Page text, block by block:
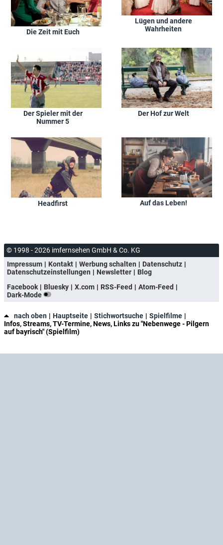
Die Zeit mit Euch
Lügen und andere
Wahrheiten
Der Spieler mit der
Nummer 5
Der Hof zur Welt
Headfirst Auf das Leben!
© 1998 - 2026 imfernsehen GmbH & Co. KG
Impressum
Kontakt Werbung schalten
Datenschutz
Datenschutzeinstellungen
Newsletter
Blog
Facebook
Bluesky X.com RSS-Feed
Atom-Feed
Dark-Mode
nach oben Hauptseite Stichwortsuche
Spielfilme
Infos, Streams, TV-Termine, News, Links zu "Nebenwege - Pilgern
auf bayrisch" (Spielfilm)